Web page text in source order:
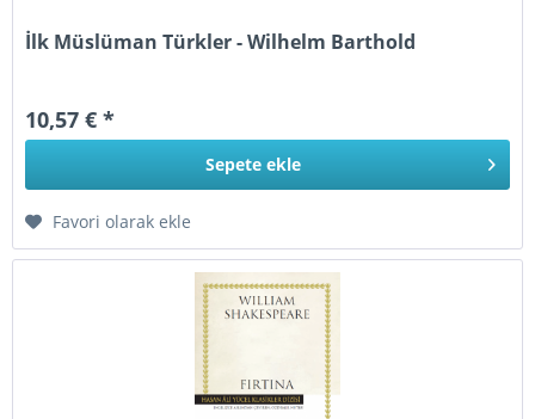
İlk Müslüman Türkler - Wilhelm Barthold
10,57 € *
Sepete ekle
Favori olarak ekle